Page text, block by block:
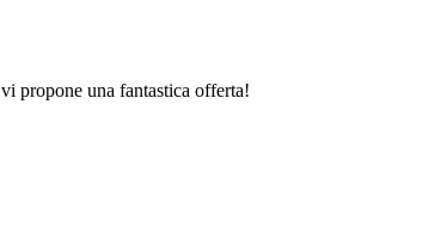
vi propone una fantastica offerta!